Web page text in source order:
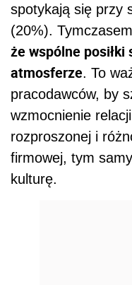
spotykają się przy
(20%).
że wspólne
atmosferze. To
pracodawców, by
wzmocnienie
rozproszonej i
firmowej, tym
kulturę.